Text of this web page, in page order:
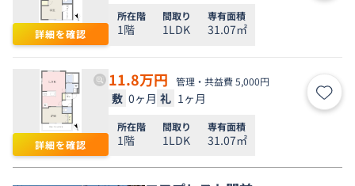
詳細を確認
所在階
1階
間取り
1LDK
専有面積
31.07㎡
詳細を確認
11.8万円 管理・共益費 5,000円
敷 0ヶ月 礼 1ヶ月 お気
所在階
1階
間取り
1LDK
専有面積
31.07㎡